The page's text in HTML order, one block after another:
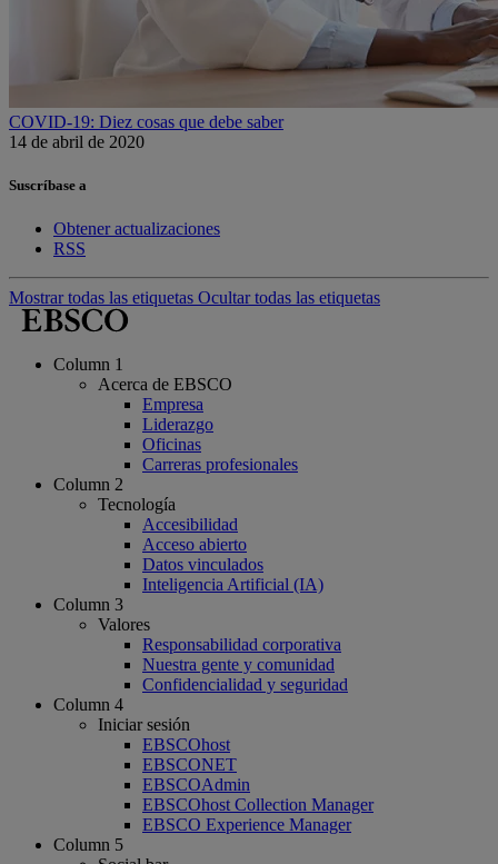
COVID-19: Diez cosas que debe saber
14 de abril de 2020
Suscríbase a
Obtener actualizaciones
RSS
Mostrar todas las etiquetas Ocultar todas las etiquetas
Column 1
Acerca de EBSCO
Empresa
Liderazgo
Oficinas
Carreras profesionales
Column 2
Tecnología
Accesibilidad
Acceso abierto
Datos vinculados
Inteligencia Artificial (IA)
Column 3
Valores
Responsabilidad corporativa
Nuestra gente y comunidad
Confidencialidad y seguridad
Column 4
Iniciar sesión
EBSCOhost
EBSCONET
EBSCOAdmin
EBSCOhost Collection Manager
EBSCO Experience Manager
Column 5